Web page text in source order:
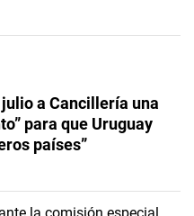
a Cancillería una
para que Uruguay
países”